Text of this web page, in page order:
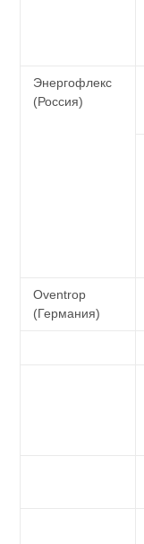
Энергофлекс
(Россия)
Oventrop
(Германия)